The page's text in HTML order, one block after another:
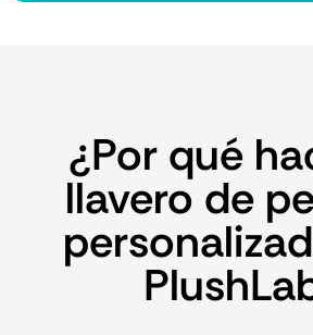
¿Por qué
llavero de